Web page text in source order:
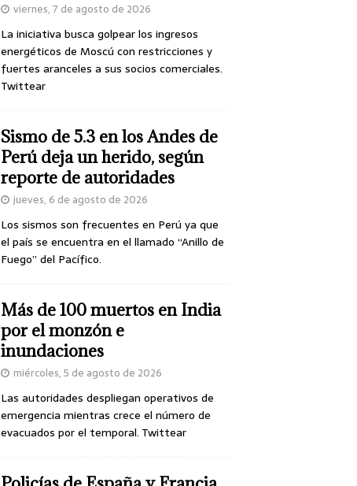
viernes, 7 de agosto de 2026
La iniciativa busca golpear los ingresos
energéticos de Moscú con restricciones y
fuertes aranceles a sus socios comerciales.
Twittear
Sismo de 5.3 en los Andes de
Perú deja un herido, según
reporte de autoridades
jueves, 6 de agosto de 2026
Los sismos son frecuentes en Perú ya que
el país se encuentra en el llamado “Anillo de
Fuego” del Pacífico.
Más de 100 muertos en India
por el monzón e
inundaciones
miércoles, 5 de agosto de 2026
Las autoridades despliegan operativos de
emergencia mientras crece el número de
evacuados por el temporal. Twittear